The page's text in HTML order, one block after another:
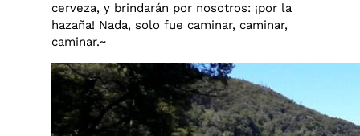
cerveza, y brindarán por nosotros: ¡por la
hazaña! Nada, solo fue caminar, caminar,
caminar.~